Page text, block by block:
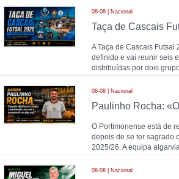
08-08 | Nacional
A Taça de Cascais
definido e vai reunir seis
distribuídas por dois
08-08 | Nacional
O Portimonense está de
depois de se ter sagrado
2025/26. A equipa
08-08 | Nacional